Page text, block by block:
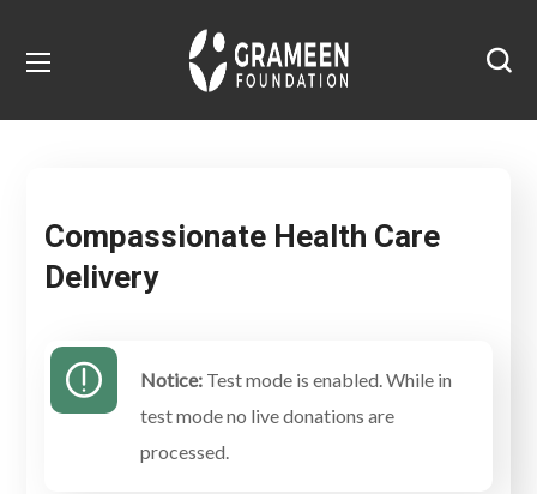
Compassionate Health Care
Delivery
Notice: Test mode is enabled. While in
test mode no live donations are
processed.